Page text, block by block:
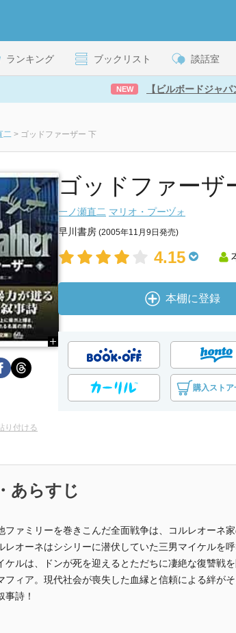
ランキング ブックリスト 談話室
NEW 【ビルボードジャ
二 > ゴッドファーザー 下
ゴッドファーザ
一ノ瀬直二 マリオ・プーヅォ
早川書房 (2005年11月9日発売)
4.15
本棚に登録
購入ストア
り付ける
あらすじ
ファミリーを巻きこんだ全面戦争は、コルレオーネ
レオーネはシシリーに潜伏していた三男マイケルを
ケルは、ドンが死を迎えるとただちに凄絶な復讐
フィア。現代社会が喪失した血縁と信頼による絆が
事詩！